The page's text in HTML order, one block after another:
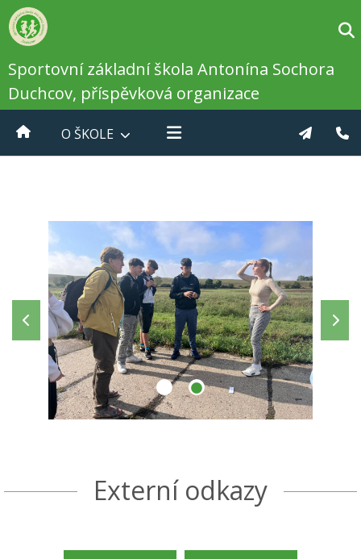
Sportovní základní škola Antonína Sochora
Duchcov, příspěvková organizace
O ŠKOLE
Externí odkazy